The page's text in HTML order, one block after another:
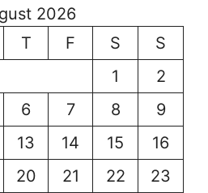
2026
T F S
S
1
2
6 7 8
9
13 14 15
16
20 21 22
23